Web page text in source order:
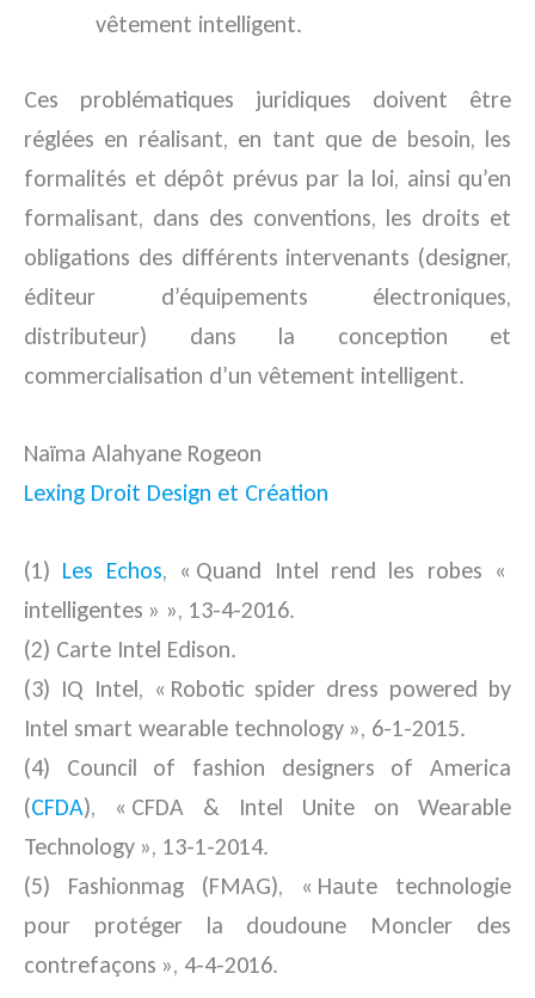
vêtement intelligent.
Ces problématiques juridiques doivent être
réglées en réalisant, en tant que de besoin, les
formalités et dépôt prévus par la loi, ainsi qu’en
formalisant, dans des conventions, les droits et
obligations des différents intervenants (designer,
éditeur d’équipements électroniques,
distributeur) dans la conception et
commercialisation d’un vêtement intelligent.
Naïma Alahyane Rogeon
Lexing Droit Design et Création
(1) Les Echos, « Quand Intel rend les robes «
intelligentes » », 13-4-2016.
(2) Carte Intel Edison.
(3) IQ Intel, « Robotic spider dress powered by
Intel smart wearable technology », 6-1-2015.
(4) Council of fashion designers of America
(CFDA), « CFDA & Intel Unite on Wearable
Technology », 13-1-2014.
(5) Fashionmag (FMAG), « Haute technologie
pour protéger la doudoune Moncler des
contrefaçons », 4-4-2016.